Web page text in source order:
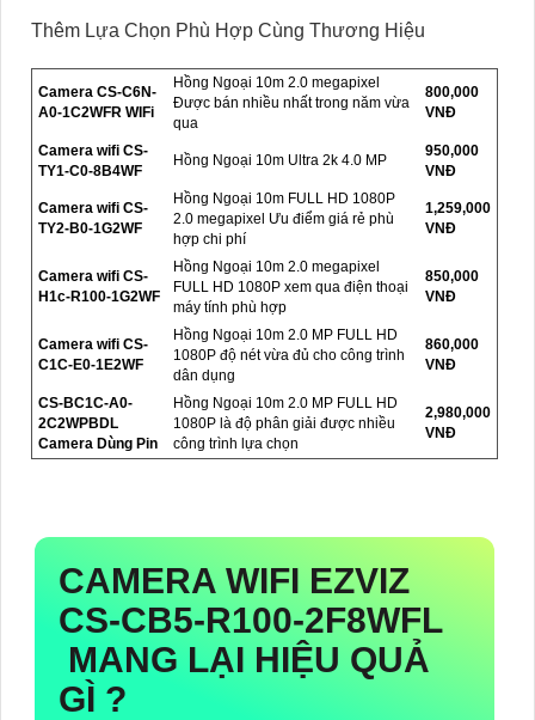
Thêm Lựa Chọn Phù Hợp Cùng Thương Hiệu
Camera CS-C6N-
A0-1C2WFR WIFi
Hồng Ngoại 10m 2.0 megapixel
Được bán nhiều nhất trong năm vừa
qua
800,000
VNĐ
Camera wifi CS-
TY1-C0-8B4WF
Hồng Ngoại 10m Ultra 2k 4.0 MP
950,000
VNĐ
Camera wifi CS-
TY2-B0-1G2WF
Hồng Ngoại 10m FULL HD 1080P
2.0 megapixel Ưu điểm giá rẻ phù
hợp chi phí
1,259,000
VNĐ
Camera wifi CS-
H1c-R100-1G2WF
Hồng Ngoại 10m 2.0 megapixel
FULL HD 1080P xem qua điện thoại
máy tính phù hợp
850,000
VNĐ
Camera wifi CS-
C1C-E0-1E2WF
Hồng Ngoại 10m 2.0 MP FULL HD
1080P độ nét vừa đủ cho công trình
dân dụng
860,000
VNĐ
CS-BC1C-A0-
2C2WPBDL
Camera Dùng Pin
Hồng Ngoại 10m 2.0 MP FULL HD
1080P là độ phân giải được nhiều
công trình lựa chọn
2,980,000
VNĐ
CAMERA WIFI EZVIZ
CS-CB5-R100-2F8WFL
MANG LẠI HIỆU QUẢ
GÌ ?